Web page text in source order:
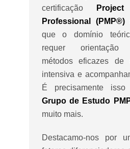
certificação
Project
Professional (PMP®)
que o domínio
requer orientação
métodos eficazes de
intensiva e
É precisamente
Grupo de Estudo
muito mais.
Destacamo-nos por